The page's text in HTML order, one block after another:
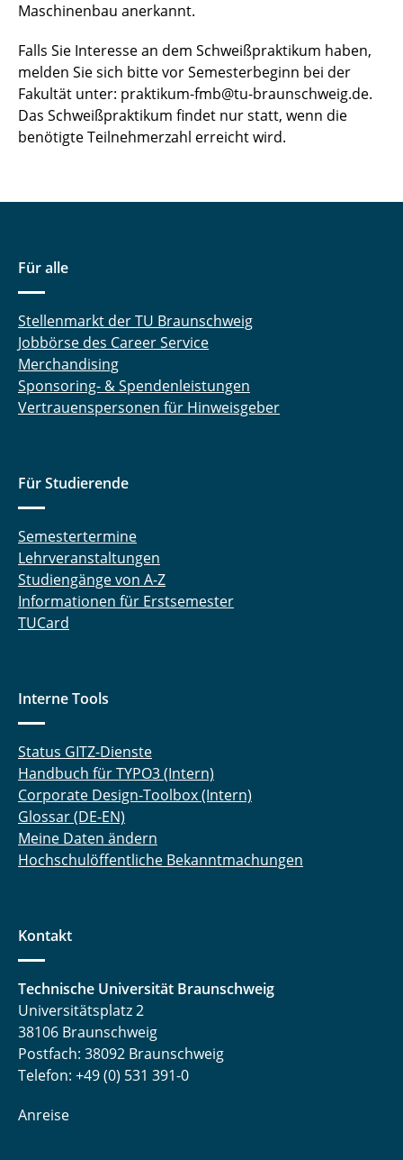
Maschinenbau anerkannt.
Falls Sie Interesse an dem Schweißpraktikum haben,
melden Sie sich bitte vor Semesterbeginn bei der
Fakultät unter: praktikum-fmb@tu-braunschweig.de.
Das Schweißpraktikum findet nur statt, wenn die
benötigte Teilnehmerzahl erreicht wird.
Für alle
Stellenmarkt der TU Braunschweig
Jobbörse des Career Service
Merchandising
Sponsoring- & Spendenleistungen
Vertrauenspersonen für Hinweisgeber
Für Studierende
Semestertermine
Lehrveranstaltungen
Studiengänge von A-Z
Informationen für Erstsemester
TUCard
Interne Tools
Status GITZ-Dienste
Handbuch für TYPO3 (Intern)
Corporate Design-Toolbox (Intern)
Glossar (DE-EN)
Meine Daten ändern
Hochschulöffentliche Bekanntmachungen
Kontakt
Technische Universität Braunschweig
Universitätsplatz 2
38106 Braunschweig
Postfach: 38092 Braunschweig
Telefon: +49 (0) 531 391-0
Anreise